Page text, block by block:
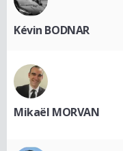
Kévin BODNAR
Mikaël MORVAN